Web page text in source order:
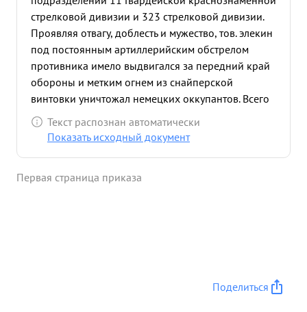
стрелковой дивизии и 323 стрелковой дивизии.
Проявляя отвагу, доблесть и мужество, тов. элекин
под постоянным артиллерийским обстрелом
противника имело выдвигался за передний край
обороны и метким огнем из снайперской
винтовки уничтожал немецких оккупантов. Всего
за указанный период Элькиным уничтожжено 71
гитлеровец, в том числе 4 офицера, ,5 снайперов,
время первой и второй боевых стажировок, тов.
Текст распознан автоматически
Показать исходный документ
Первая страница приказа
Поделиться